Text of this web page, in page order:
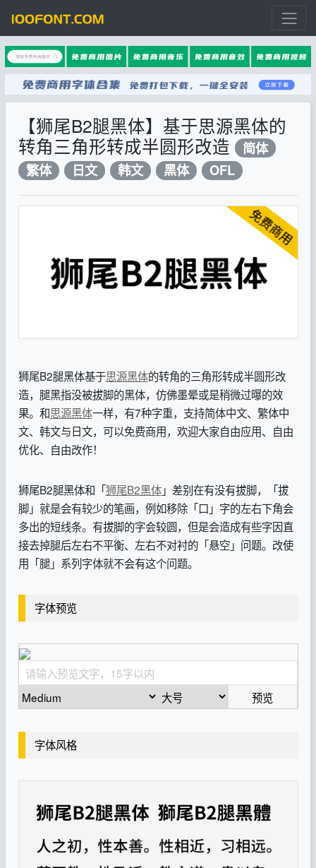
【狮尾B2腿黑体】基于思源黑体的
转角三角形转成半圆形改造
简体
繁体
日文 韩文 黑体 OFL
狮尾B2腿黑体基于思源黑体的转角的三角形转成半圆形改
造，腿黑指没被拔脚的黑体，仿佛墨晕或是稍微过曝的效
果。和思源黑体一样，有7种字重，支持简体中文、繁体中
文、韩文与日文，可以免费商用，欢迎大家自由应用、自由
优化、自由改作！
狮尾B2腿黑体和「狮尾B2黑体」差别在有没有拔脚，「拔
脚」就是会有较少的笔画，例如移除「口」字的左右下角会
多出的短线条。有拔脚的字会较圆，但是会造成有些字因直
接去掉腿后左右不平衡、左右不对衬的「悬空」问题。改使
用「腿」系列字体就不会有这个问题。
字体预览
预览
字体风格